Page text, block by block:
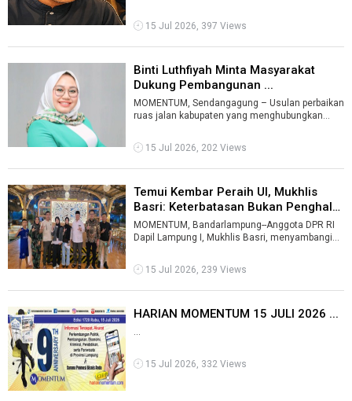
15 Jul 2026, 397 Views
Binti Luthfiyah Minta Masyarakat
Dukung Pembangunan ...
MOMENTUM, Sendangagung – Usulan perbaikan
ruas jalan kabupaten yang menghubungkan
...
15 Jul 2026, 202 Views
Temui Kembar Peraih UI, Mukhlis
Basri: Keterbatasan Bukan Penghal
...
MOMENTUM, Bandarlampung--Anggota DPR RI
Dapil Lampung I, Mukhlis Basri, menyambangi
15 Jul 2026, 239 Views
HARIAN MOMENTUM 15 JULI 2026 ...
...
15 Jul 2026, 332 Views